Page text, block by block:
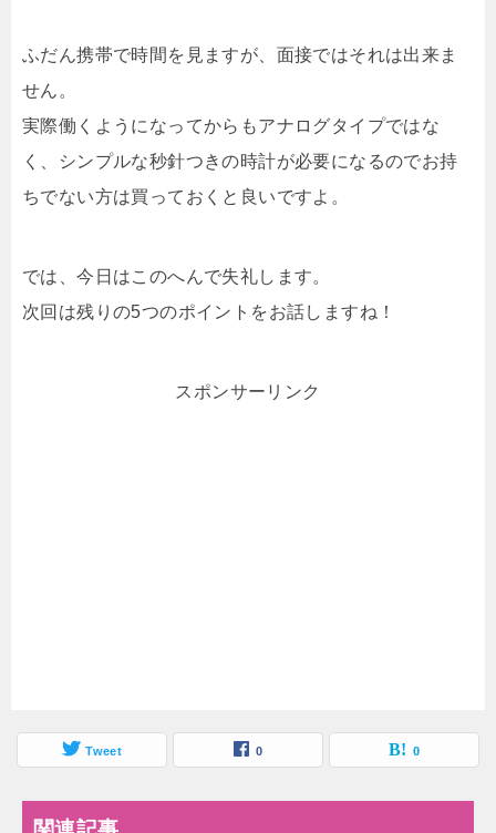
ふだん携帯で時間を見ますが、面接ではそれは出来ま
せん。
実際働くようになってからもアナログタイプではな
く、シンプルな秒針つきの時計が必要になるのでお持
ちでない方は買っておくと良いですよ。
では、今日はこのへんで失礼します。
次回は残りの5つのポイントをお話しますね！
スポンサーリンク
Tweet 0 0